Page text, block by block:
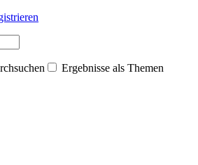
Ergebnisse als Themen